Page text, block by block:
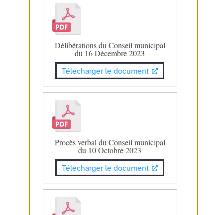
Délibérations du Conseil municipal
du 16 Décembre 2023
Télécharger le document
Procès verbal du Conseil municipal
du 10 Octobre 2023
Télécharger le document